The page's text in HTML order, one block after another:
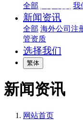
全部 我
新闻资讯
全部 海外公司注
管资质
选择我们
繁体
新闻资讯
网站首页